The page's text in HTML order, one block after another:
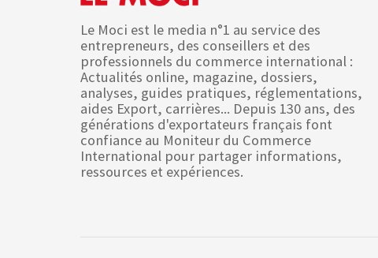
Le Moci est le media n°1 au service des
entrepreneurs, des conseillers et des
professionnels du commerce international :
Actualités online, magazine, dossiers,
analyses, guides pratiques, réglementations,
aides Export, carrières... Depuis 130 ans, des
générations d'exportateurs français font
confiance au Moniteur du Commerce
International pour partager informations,
ressources et expériences.